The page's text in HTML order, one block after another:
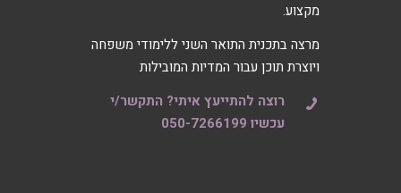
מקצוע.
מרצה בתכנית התואר השני ללימודי משפחה
ויוצרת תוכן עבור המדיות המובילות
רוצה להתייעץ איתי? התקשר/י
עכשיו 050-7266199